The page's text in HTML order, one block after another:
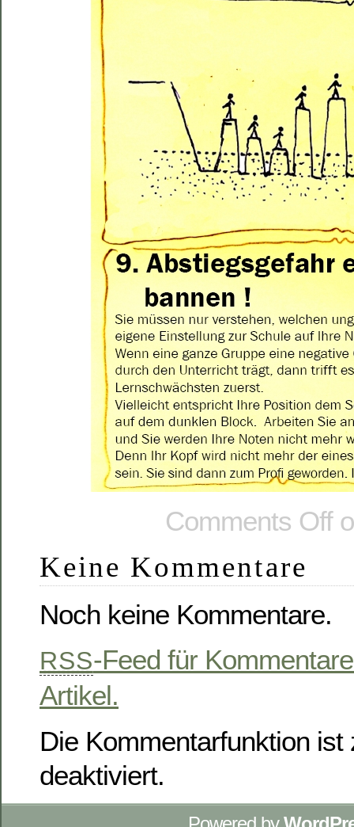
Comments Off
Keine Kommentare
Noch keine Kommentare.
RSS-Feed für
Artikel.
Die Kommentarfunktion ist
deaktiviert.